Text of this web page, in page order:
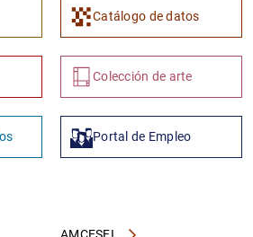
Catálogo de datos
Colección de arte
Portal de Empleo
AMCESFI